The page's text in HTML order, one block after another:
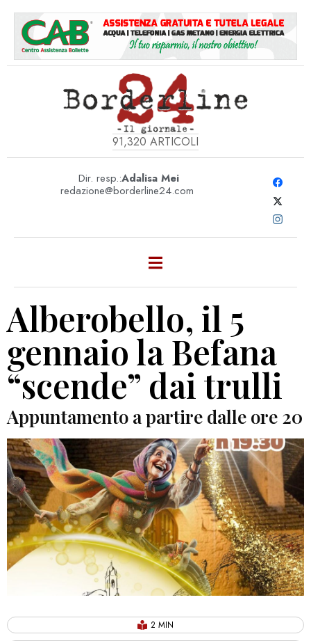
91,320 ARTICOLI
Dir. resp.:Adalisa Mei
redazione@borderline24.com
Alberobello, il 5
gennaio la Befana
“scende” dai trulli
Appuntamento a partire dalle ore 20
2 MIN